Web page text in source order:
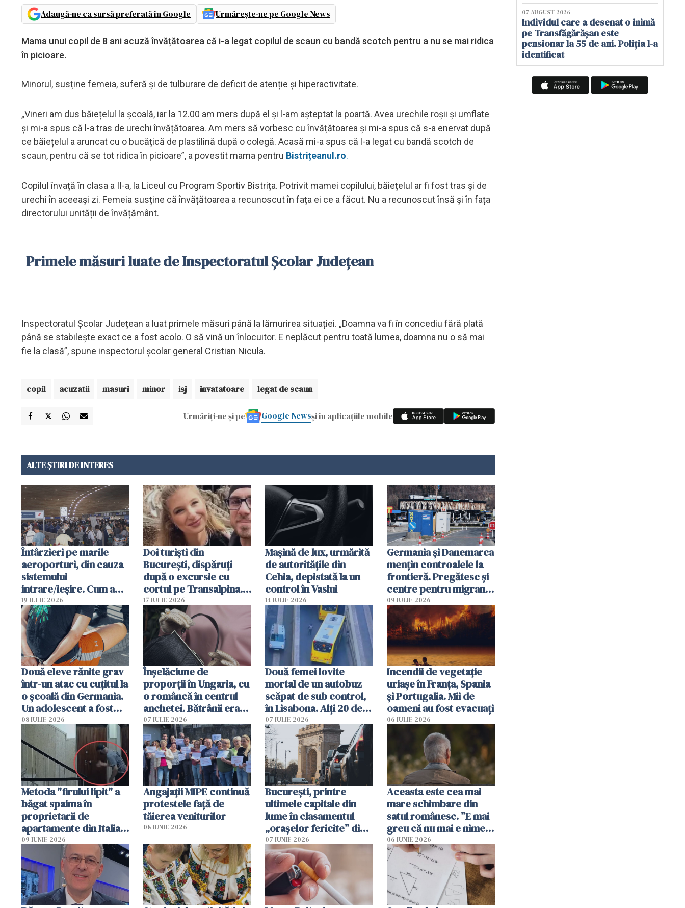
Adaugă-ne ca sursă preferată în Google Urmărește-ne pe Google News
Mama unui copil de 8 ani acuză învățătoarea că i-a legat copilul de scaun cu bandă scotch pentru a nu se mai ridica
în picioare.
Minorul, susține femeia, suferă și de tulburare de deficit de atenție și hiperactivitate.
„Vineri am dus băiețelul la școală, iar la 12.00 am mers după el și l-am așteptat la poartă. Avea urechile roșii și umflate
și mi-a spus că l-a tras de urechi învățătoarea. Am mers să vorbesc cu învățătoarea și mi-a spus că s-a enervat după
ce băiețelul a aruncat cu o bucățică de plastilină după o colegă. Acasă mi-a spus că l-a legat cu bandă scotch de
scaun, pentru că se tot ridica în picioare”, a povestit mama pentru Bistrițeanul.ro.
Copilul învață în clasa a II-a, la Liceul cu Program Sportiv Bistrița. Potrivit mamei copilului, băiețelul ar fi fost tras și de
urechi în aceeași zi. Femeia susține că învățătoarea a recunoscut în fața ei ce a făcut. Nu a recunoscut însă și în fața
directorului unității de învățământ.
Primele măsuri luate de Inspectoratul Școlar Județean
Inspectoratul Școlar Județean a luat primele măsuri până la lămurirea situației. „Doamna va fi în concediu fără plată
până se stabilește exact ce a fost acolo. O să vină un înlocuitor. E neplăcut pentru toată lumea, doamna nu o să mai
fie la clasă”, spune inspectorul școlar general Cristian Nicula.
copil acuzatii masuri minor isj invatatoare legat de scaun
Urmăriți-ne și pe Google Newsși în aplicațiile mobile
ALTE ȘTIRI DE INTERES
Întârzieri pe marile
aeroporturi, din cauza
sistemului
intrare/ieșire. Cum a
ajuns o femeie să fie
arestată în Cluj-Napoca
19 IULIE 2026
Doi turiști din
București, dispăruți
după o excursie cu
cortul pe Transalpina.
Poliția și familia îi caută
17 IULIE 2026
Mașină de lux, urmărită
de autoritățile din
Cehia, depistată la un
control în Vaslui
14 IULIE 2026
Germania și Danemarca
mențin controalele la
frontieră. Pregătesc și
centre pentru migranții
respinși din UE
09 IULIE 2026
Două eleve rănite grav
într-un atac cu cuțitul la
o școală din Germania.
Un adolescent a fost
arestat
08 IULIE 2026
Înșelăciune de
proporții în Ungaria, cu
o româncă în centrul
anchetei. Bătrânii erau
puși să lase la poartă
genți cu aur și bani
07 IULIE 2026
Două femei lovite
mortal de un autobuz
scăpat de sub control,
în Lisabona. Alți 20 de
oameni sunt răniți
07 IULIE 2026
Incendii de vegetație
uriașe în Franța, Spania
și Portugalia. Mii de
oameni au fost evacuați
06 IULIE 2026
Metoda "firului lipit" a
băgat spaima în
proprietarii de
apartamente din Italia.
Poliția, sesizată
09 IUNIE 2026
Angajaţii MIPE continuă
protestele faţă de
tăierea veniturilor
08 IUNIE 2026
București, printre
ultimele capitale din
lume în clasamentul
„orașelor fericite” din
2026
07 IUNIE 2026
Aceasta este cea mai
mare schimbare din
satul românesc. ”E mai
greu că nu mai e nimeni
pe-aici, prin jur”
06 IUNIE 2026
07 AUGUST 2026
Individul care a desenat o inimă
pe Transfăgărășan este
pensionar la 55 de ani. Poliția l-a
identificat